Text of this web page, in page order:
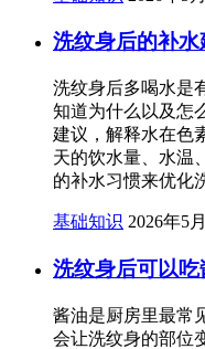
洗纹身后的补水
洗纹身后多喝水是
知道为什么以及怎
建议，解释水在色
天的饮水量、水温
的补水习惯来优化
基础知识 2026年5
洗纹身后可以吃
酱油是厨房里最常
会让洗纹身的部位